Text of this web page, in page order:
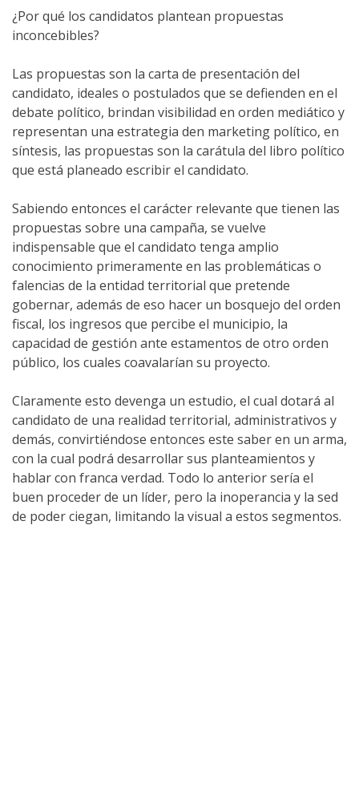
¿Por qué los candidatos plantean propuestas
inconcebibles?
Las propuestas son la carta de presentación del
candidato, ideales o postulados que se defienden en el
debate político, brindan visibilidad en orden mediático y
representan una estrategia den marketing político, en
síntesis, las propuestas son la carátula del libro político
que está planeado escribir el candidato.
Sabiendo entonces el carácter relevante que tienen las
propuestas sobre una campaña, se vuelve
indispensable que el candidato tenga amplio
conocimiento primeramente en las problemáticas o
falencias de la entidad territorial que pretende
gobernar, además de eso hacer un bosquejo del orden
fiscal, los ingresos que percibe el municipio, la
capacidad de gestión ante estamentos de otro orden
público, los cuales coavalarían su proyecto.
Claramente esto devenga un estudio, el cual dotará al
candidato de una realidad territorial, administrativos y
demás, convirtiéndose entonces este saber en un arma,
con la cual podrá desarrollar sus planteamientos y
hablar con franca verdad. Todo lo anterior sería el
buen proceder de un líder, pero la inoperancia y la sed
de poder ciegan, limitando la visual a estos segmentos.